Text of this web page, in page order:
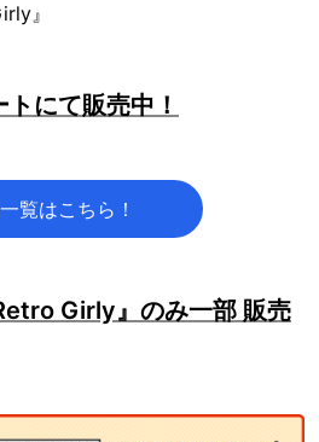
』
にて販売中！
覧はこちら！
Girly』のみ一部 販売